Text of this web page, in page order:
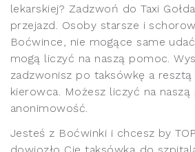
lekarskiej? Zadzwoń do Taxi
przejazd. Osoby starsze i
Boćwince, nie mogące same
mogą liczyć na naszą pomoc.
zadzwonisz po taksówkę a resztą
kierowca. Możesz liczyć na
anonimowość.
Jesteś z Boćwinki i chcesz by TOP